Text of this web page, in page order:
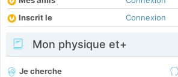
Inscrit le
Connexion
Mon physique et+
Je cherche